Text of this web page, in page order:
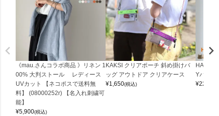
《mau.さんコラボ商品 》リネン 1
00% 大判ストール レディース
UVカット 【ネコポスで送料無
料】 (08000252r) 【名入れ刺繍可
能】
¥5,900(税込)
KAKSI クリアポーチ 斜め掛けバ
ッグ アウトドア クリアケース
¥1,650(税込)
Yバッグ
¥22,000